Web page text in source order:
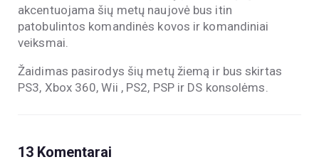
akcentuojama šių metų naujovė bus itin
patobulintos komandinės kovos ir komandiniai
veiksmai.
Žaidimas pasirodys šių metų žiemą ir bus skirtas
PS3, Xbox 360, Wii , PS2, PSP ir DS konsolėms.
13 Komentarai